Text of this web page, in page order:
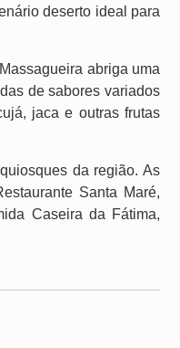
deserto ideal para
abriga uma
de sabores variados
jaca e outras frutas
da região. As
Santa Maré,
Caseira da Fátima,